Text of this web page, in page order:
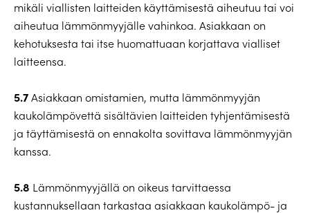
mikäli viallisten laitteiden käyttämisestä aiheutuu tai voi
aiheutua lämmönmyyjälle vahinkoa. Asiakkaan on
kehotuksesta tai itse huomattuaan korjattava vialliset
laitteensa.
5.7Asiakkaan omistamien, mutta lämmönmyyjän
kaukolämpövettä sisältävien laitteiden tyhjentämisestä
ja täyttämisestä on ennakolta sovittava lämmönmyyjän
kanssa.
5.8 Lämmönmyyjällä on oikeus tarvittaessa
kustannuksellaan tarkastaa asiakkaan kaukolämpö- ja